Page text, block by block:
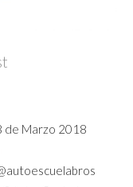
de Marzo 2018